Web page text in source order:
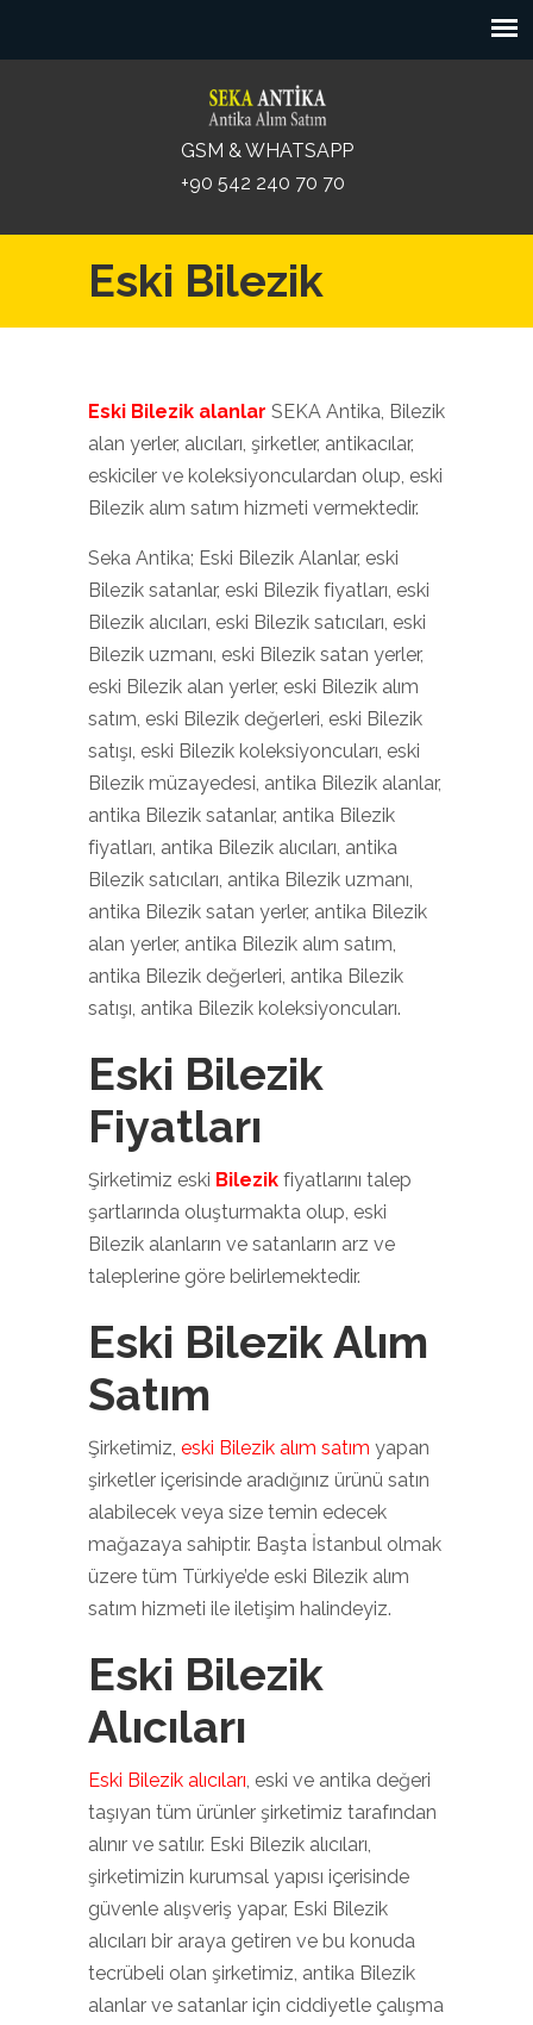
GSM & WHATSAPP
+90 542 240 70 70
Eski Bilezik
Eski Bilezik alanlar SEKA Antika, Bilezik
alan yerler, alıcıları, şirketler, antikacılar,
eskiciler ve koleksiyonculardan olup, eski
Bilezik alım satım hizmeti vermektedir.
Seka Antika; Eski Bilezik Alanlar, eski
Bilezik satanlar, eski Bilezik fiyatları, eski
Bilezik alıcıları, eski Bilezik satıcıları, eski
Bilezik uzmanı, eski Bilezik satan yerler,
eski Bilezik alan yerler, eski Bilezik alım
satım, eski Bilezik değerleri, eski Bilezik
satışı, eski Bilezik koleksiyoncuları, eski
Bilezik müzayedesi, antika Bilezik alanlar,
antika Bilezik satanlar, antika Bilezik
fiyatları, antika Bilezik alıcıları, antika
Bilezik satıcıları, antika Bilezik uzmanı,
antika Bilezik satan yerler, antika Bilezik
alan yerler, antika Bilezik alım satım,
antika Bilezik değerleri, antika Bilezik
satışı, antika Bilezik koleksiyoncuları.
Eski Bilezik
Fiyatları
Şirketimiz eski Bilezik fiyatlarını talep
şartlarında oluşturmakta olup, eski
Bilezik alanların ve satanların arz ve
taleplerine göre belirlemektedir.
Eski Bilezik Alım
Satım
Şirketimiz, eski Bilezik alım satım yapan
şirketler içerisinde aradığınız ürünü satın
alabilecek veya size temin edecek
mağazaya sahiptir. Başta İstanbul olmak
üzere tüm Türkiye’de eski Bilezik alım
satım hizmeti ile iletişim halindeyiz.
Eski Bilezik
Alıcıları
Eski Bilezik alıcıları, eski ve antika değeri
taşıyan tüm ürünler şirketimiz tarafından
alınır ve satılır. Eski Bilezik alıcıları,
şirketimizin kurumsal yapısı içerisinde
güvenle alışveriş yapar, Eski Bilezik
alıcıları bir araya getiren ve bu konuda
tecrübeli olan şirketimiz, antika Bilezik
alanlar ve satanlar için ciddiyetle çalışma